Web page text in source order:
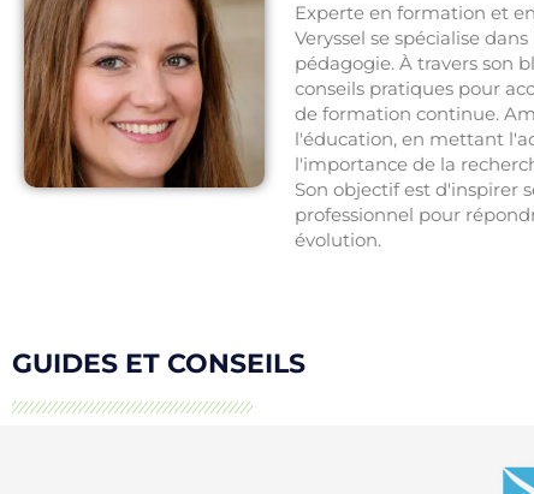
Experte en formation et
Veryssel se spécialise
pédagogie. À travers son
conseils pratiques pour
de formation continue.
l'éducation, en mettant
l'importance de la
Son objectif est d'inspirer
professionnel pour
évolution.
GUIDES ET CONSEILS